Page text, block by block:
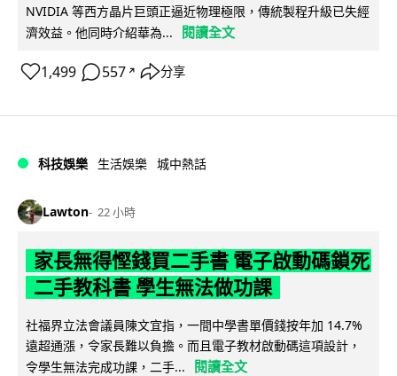
NVIDIA 等西方晶片巨頭正逼近物理極限，傳統製程升級已失經
濟效益。他同時介紹華為...
閱讀全文
1,499 557 ↗ 分享
科技娛樂 生活娛樂 城中熱話
Lawton 22 小時
家長無得慳錢買二手書 電子啟動碼鎖死
二手教科書 學生無法做功課
社福界立法會議員陳文宜指，一間中學書單價錢按年加 14.7%
遠超通漲，令家長難以負擔。而且電子教材啟動碼這項設計，
令學生無法完成功課，二手...
閱讀全文